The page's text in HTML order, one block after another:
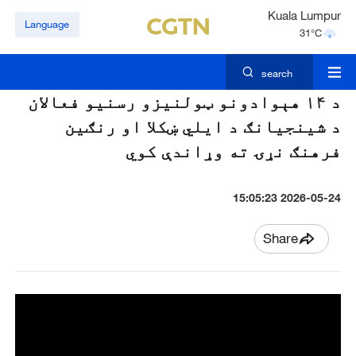
Kuala Lumpur
31°C
Singapore
Language
search
د ۱۴ هېوادونو ټولنیزو رسنیو فعالان
د شینجیانګ د ایلي ښکلا او رنګین
فرهنګ نړۍ ته وړاندې کوي
2026-05-24 15:05:23
Share